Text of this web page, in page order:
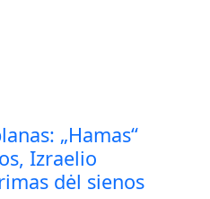
„Hamas“
Izraelio
dėl sienos